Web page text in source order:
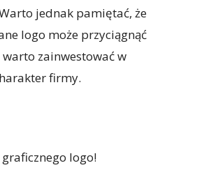
jednak pamiętać, że
logo może przyciągnąć
zainwestować w
firmy.
logo!